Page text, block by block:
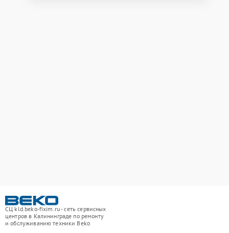
СЦ kld.beko-fixim.ru - сеть сервисных
центров в Калининграде по ремонту
и обслуживанию техники Beko